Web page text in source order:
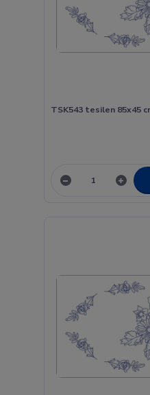
TSK543 tesilen 85x45